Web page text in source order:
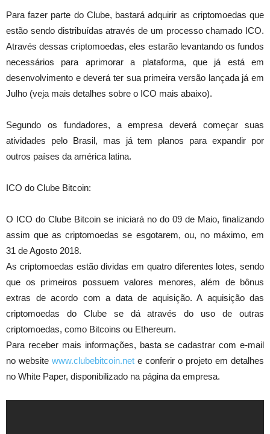
Para fazer parte do Clube, bastará adquirir as criptomoedas que
estão sendo distribuídas através de um processo chamado ICO.
Através dessas criptomoedas, eles estarão levantando os fundos
necessários para aprimorar a plataforma, que já está em
desenvolvimento e deverá ter sua primeira versão lançada já em
Julho (veja mais detalhes sobre o ICO mais abaixo).
Segundo os fundadores, a empresa deverá começar suas
atividades pelo Brasil, mas já tem planos para expandir por
outros países da américa latina.
ICO do Clube Bitcoin:
O ICO do Clube Bitcoin se iniciará no do 09 de Maio, finalizando
assim que as criptomoedas se esgotarem, ou, no máximo, em
31 de Agosto 2018.
As criptomoedas estão dividas em quatro diferentes lotes, sendo
que os primeiros possuem valores menores, além de bônus
extras de acordo com a data de aquisição. A aquisição das
criptomoedas do Clube se dá através do uso de outras
criptomoedas, como Bitcoins ou Ethereum.
Para receber mais informações, basta se cadastrar com e-mail
no website www.clubebitcoin.net e conferir o projeto em detalhes
no White Paper, disponibilizado na página da empresa.